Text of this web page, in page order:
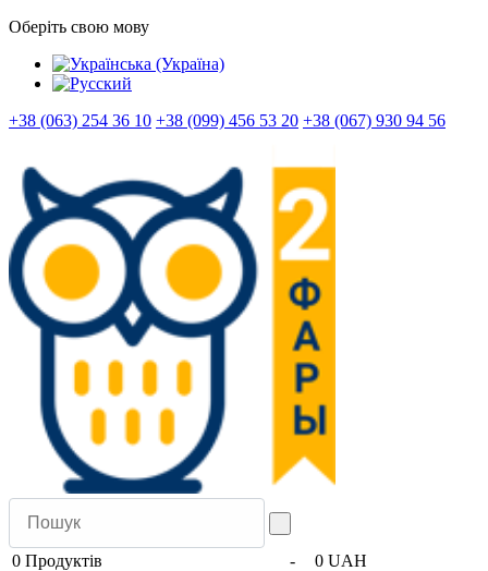
Оберіть свою мову
+38 (063) 254 36 10 +38 (099) 456 53 20 +38 (067) 930 94 56
0 Продуктів -
0 UAH